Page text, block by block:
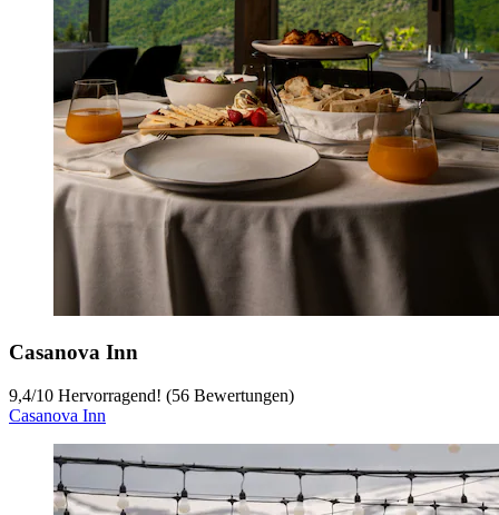
Casanova Inn
9,4/10 Hervorragend! (56 Bewertungen)
Casanova Inn